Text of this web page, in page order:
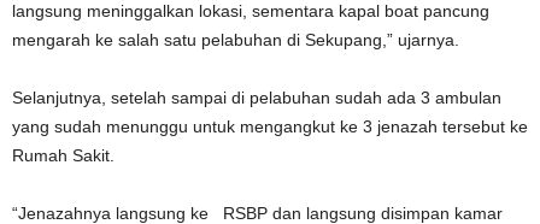
langsung meninggalkan lokasi, sementara kapal boat pancung
mengarah ke salah satu pelabuhan di Sekupang,” ujarnya.
Selanjutnya, setelah sampai di pelabuhan sudah ada 3 ambulan
yang sudah menunggu untuk mengangkut ke 3 jenazah tersebut ke
Rumah Sakit.
“Jenazahnya langsung ke RSBP dan langsung disimpan kamar